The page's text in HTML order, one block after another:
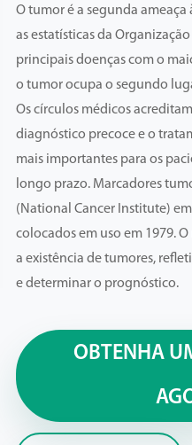
O tumor é a segunda
as estatísticas da
principais doenças com o
o tumor ocupa o segundo
Os círculos médicos
diagnóstico precoce e o
mais importantes para os
longo prazo. Marcadores
(National Cancer Institute)
colocados em uso em 1979.
a existência de tumores,
e determinar o prognóstico.
OBTENHA